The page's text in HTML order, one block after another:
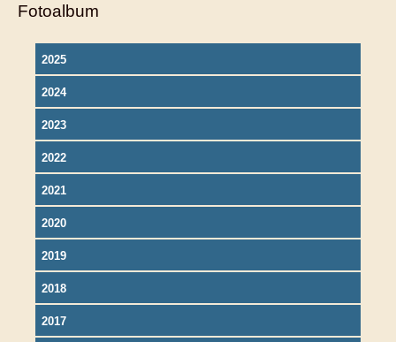
Fotoalbum
2025
2024
2023
2022
2021
2020
2019
2018
2017